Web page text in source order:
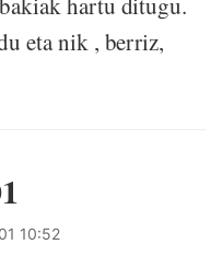
eta nik , berriz,
10:52